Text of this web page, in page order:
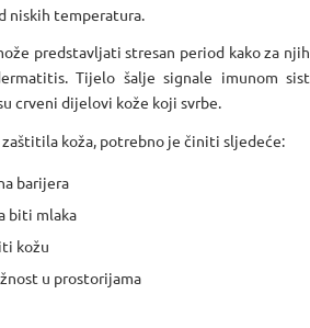
niskih temperatura.
predstavljati stresan period kako za
Tijelo šalje signale imunom
crveni dijelovi kože koji svrbe.
koža, potrebno je činiti sljedeće:
barijera
biti mlaka
kožu
u prostorijama